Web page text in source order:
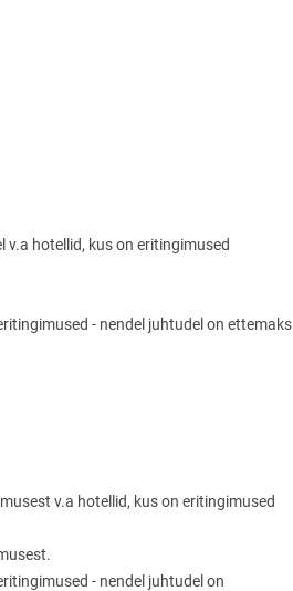
hotellid, kus on eritingimused
- nendel juhtudel on ettemaks
v.a hotellid, kus on eritingimused
- nendel juhtudel on